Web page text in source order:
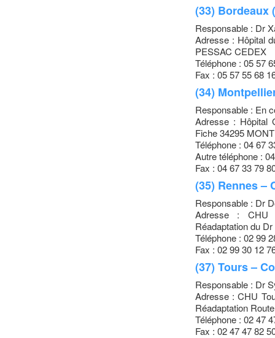
(33) Bordeaux
Responsable : Dr
Adresse : Hôpital
PESSAC CEDEX
Téléphone : 05 57
Fax : 05 57 55 68
(34)
Responsable : En
Adresse : Hôpital
Fiche 34295
Téléphone : 04 67
Autre téléphone :
Fax : 04 67 33 79
(35) Rennes –
Responsable : Dr
Adresse : CHU
Réadaptation du
Téléphone : 02 99
Fax : 02 99 30 12
(37) Tours –
Responsable : Dr
Adresse : CHU
Réadaptation
Téléphone : 02 47
Fax : 02 47 47 82